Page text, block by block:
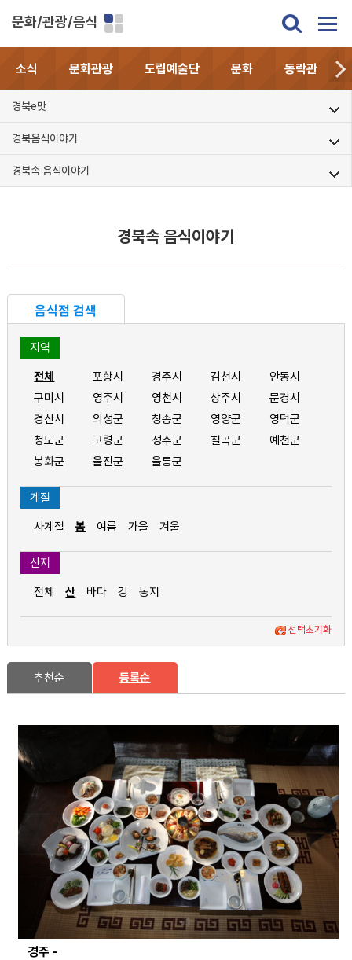
문화/관광/음식
소식 문화관광 도립예술단 문화 동락관
경북e맛
경북음식이야기
경북속 음식이야기
경북속 음식이야기
음식점 검색
지역
전체 포항시 경주시 김천시
안동시
구미시
영주시 영천시 상주시
문경시
경산시
의성군 청송군 영양군
영덕군
청도군
고령군 성주군 칠곡군
예천군
봉화군
울진군 울릉군
계절
사계절 봄 여름 가을 겨울
산지
전체 산 바다 강 농지
선택초기화
추천순 등록순
경주 -